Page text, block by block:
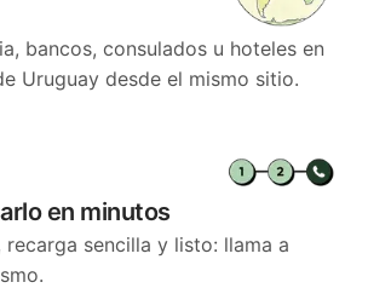
bancos, consulados u hoteles en
Uruguay desde el mismo sitio.
en minutos
sencilla y listo: llama a